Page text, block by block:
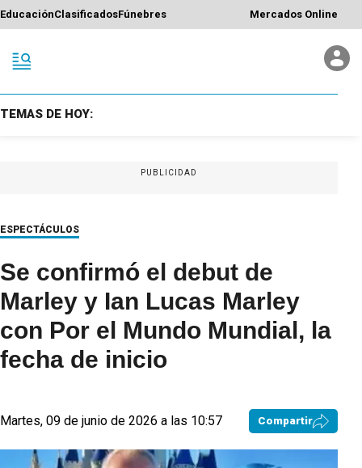
EducaciónClasificadosFúnebres Mercados Online
TEMAS DE HOY:
PUBLICIDAD
ESPECTÁCULOS
Se confirmó el debut de
Marley y Ian Lucas Marley
con Por el Mundo Mundial, la
fecha de inicio
Martes, 09 de junio de 2026 a las 10:57 Compartir